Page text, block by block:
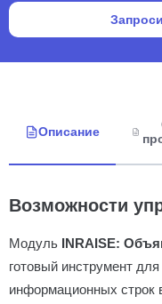
Описание
Возможности
Модуль INRAISE:
готовый инструмент
информационных строк